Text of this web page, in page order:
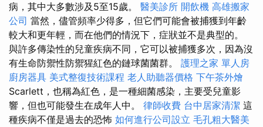
病，其中大多數涉及5至15歲。 醫美診所 開飲機 高雄搬家
公司 當然，儘管頻率少得多，但它們可能會被捕獲到年齡
較大和更年輕，而在他們的情況下，症狀並不是典型的。
與許多傳染性的兒童疾病不同，它可以被捕獲多次，因為沒
有生命防禦性防禦猩紅色的鏈球菌菌群。 護理之家 單人房
廚房器具 美式整復技術課程 老人助聽器價格 下午茶外燴
Scarlett，也稱為紅色，是一種細菌感染，主要受兒童影
響，但也可能發生在成年人中。 律師收費 台中居家清潔 這
種疾病不僅是過去的恐怖 如何進行公司設立 毛孔粗大醫美